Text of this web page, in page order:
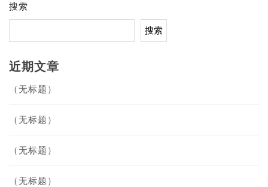
搜索
搜索
近期文章
（无标题）
（无标题）
（无标题）
（无标题）